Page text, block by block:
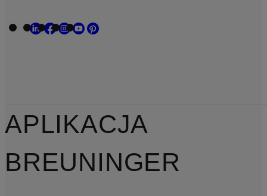
APLIKACJA
BREUNINGER